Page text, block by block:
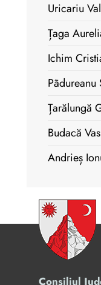
Uricariu
Țaga
Ichim
Pãdureanu
Țarălungă
Budacă
Andrieș
Consiliul